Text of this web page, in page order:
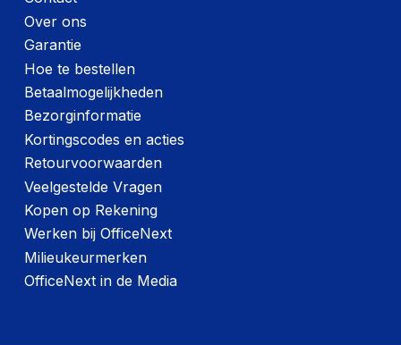
Over ons
Garantie
Hoe te bestellen
Betaalmogelijkheden
Bezorginformatie
Kortingscodes en acties
Retourvoorwaarden
Veelgestelde Vragen
Kopen op Rekening
Werken bij OfficeNext
Milieukeurmerken
OfficeNext in de Media